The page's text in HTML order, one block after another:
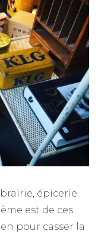
épicerie
est de ces
pour casser la